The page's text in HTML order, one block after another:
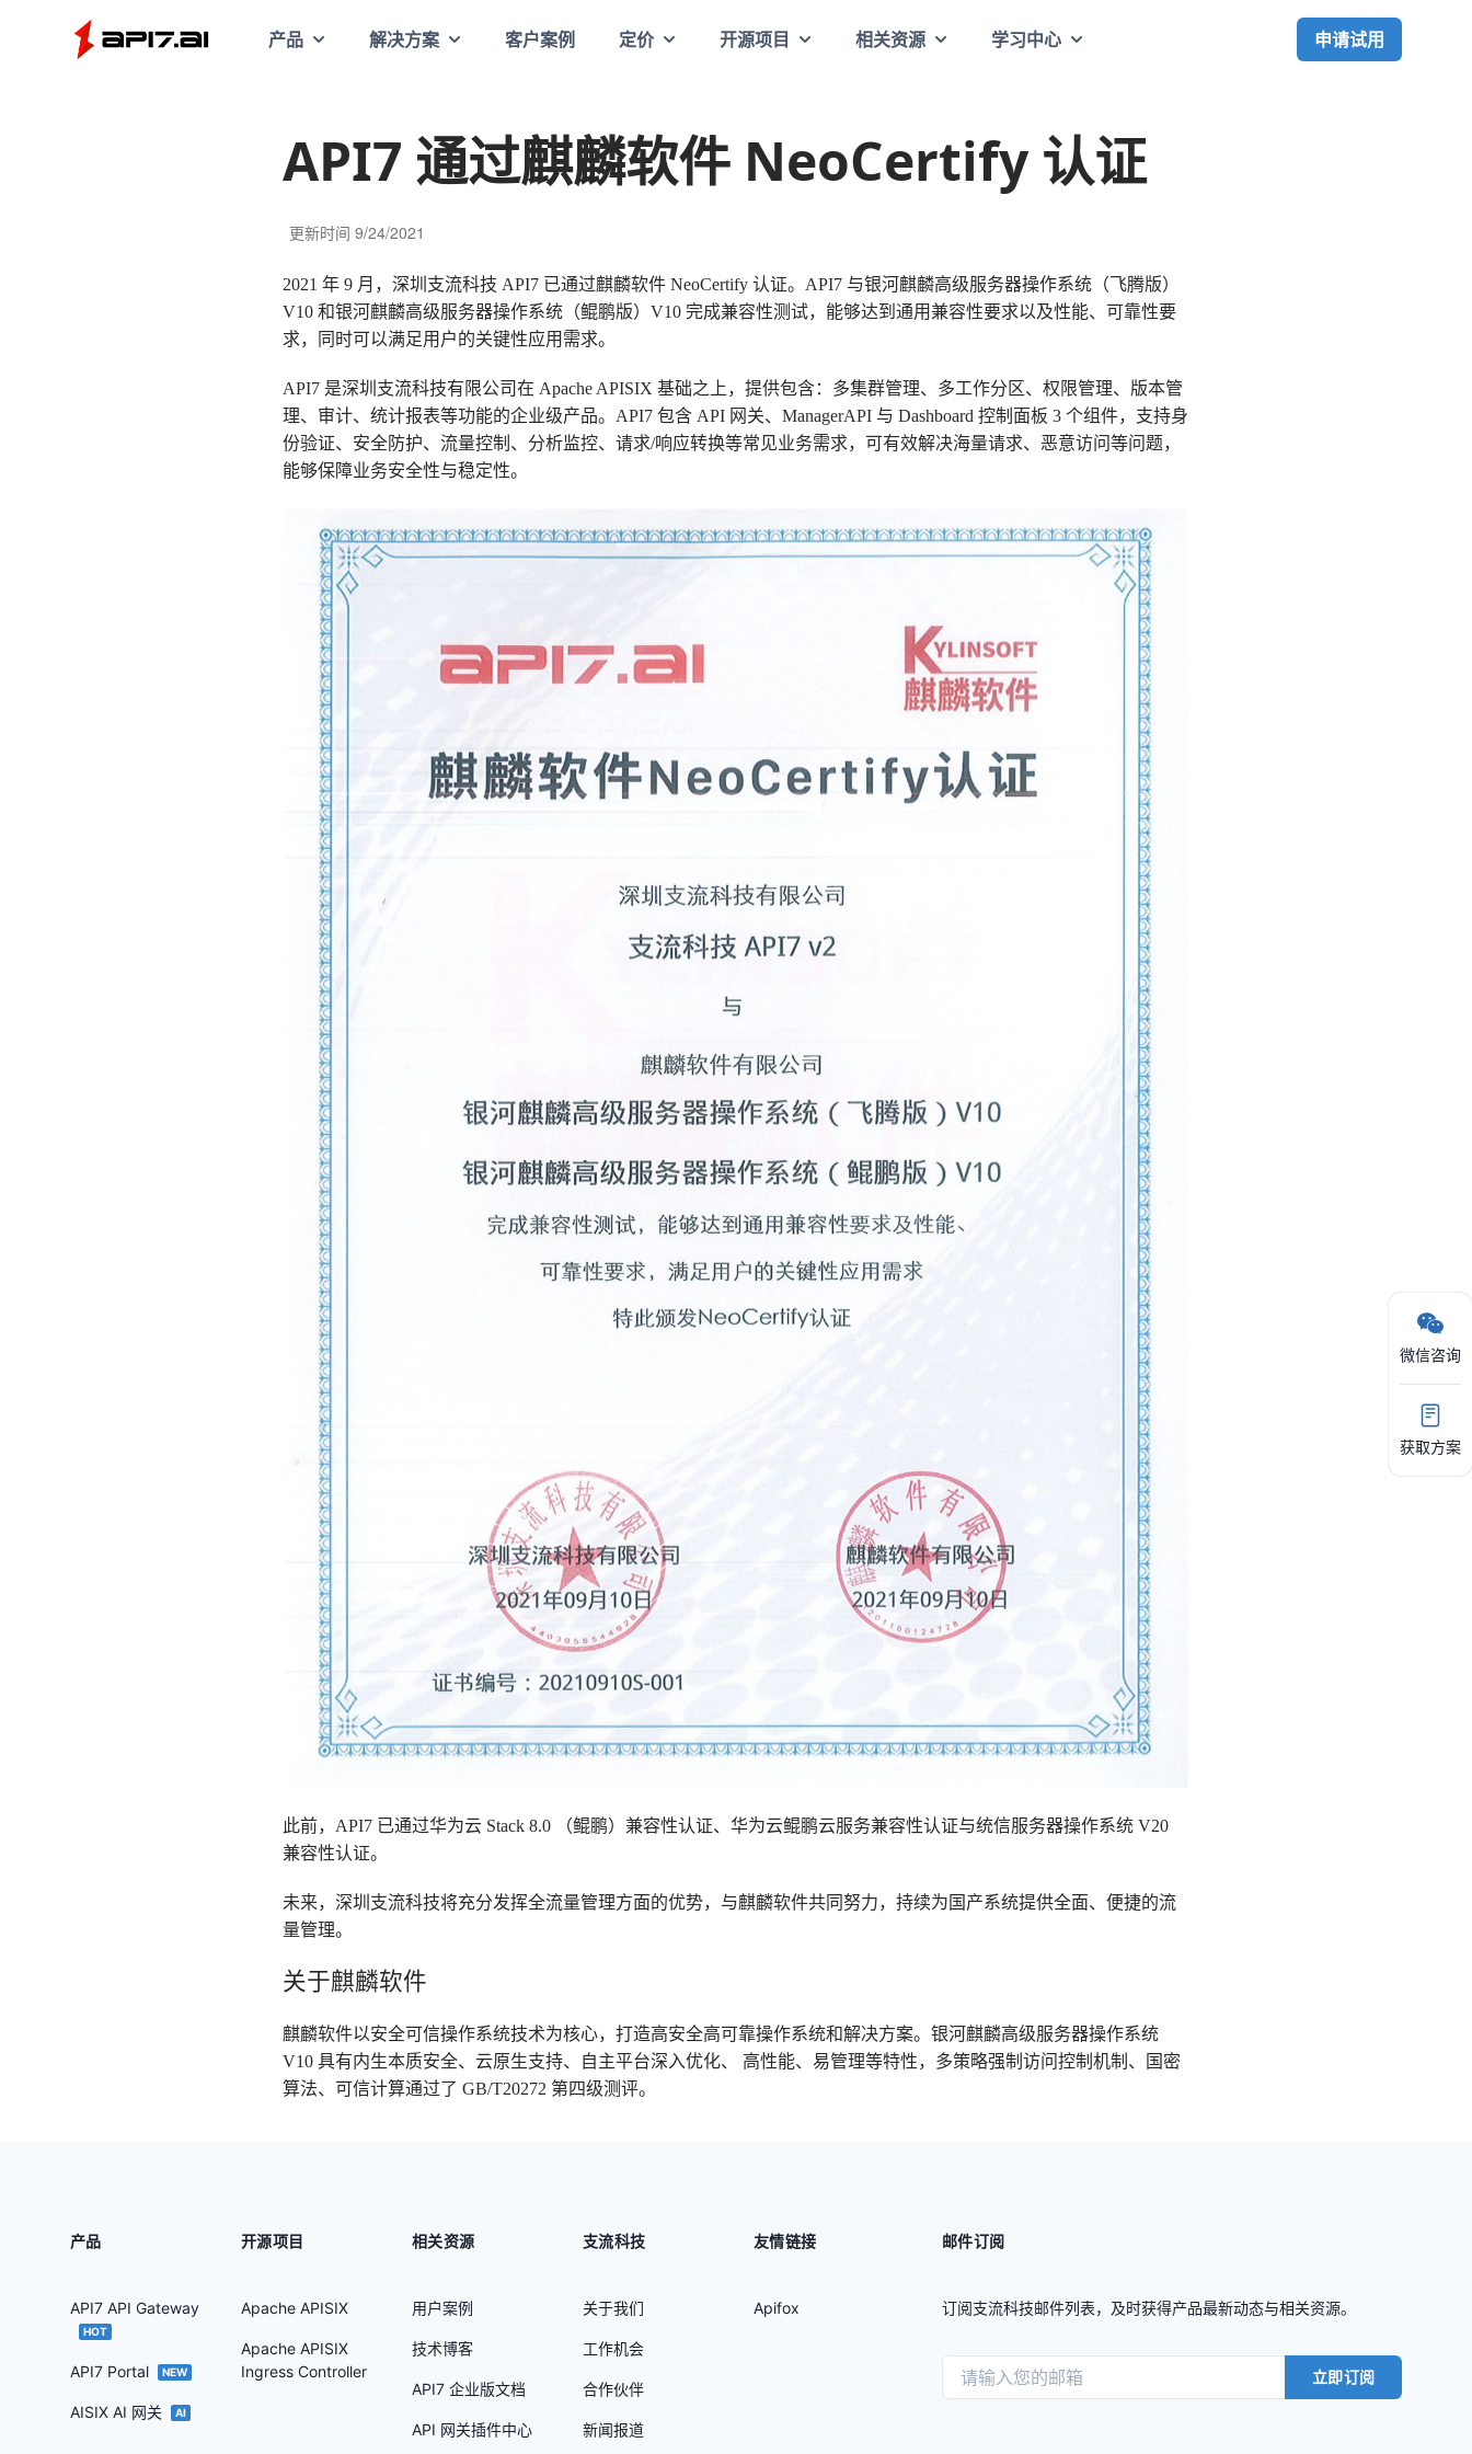
API7
产品 解决方案 客户案例 定价 开源项目 相关资源 学习中心 申请试用
API7 通过麒麟软件 NeoCertify 认证
更新时间 9/24/2021
2021 年 9 月，深圳支流科技 API7 已通过麒麟软件 NeoCertify 认证。API7 与银河麒麟高级服务器操作系统（飞腾版）
V10 和银河麒麟高级服务器操作系统（鲲鹏版）V10 完成兼容性测试，能够达到通用兼容性要求以及性能、可靠性要
求，同时可以满足用户的关键性应用需求。
API7 是深圳支流科技有限公司在 Apache APISIX 基础之上，提供包含：多集群管理、多工作分区、权限管理、版本管
理、审计、统计报表等功能的企业级产品。API7 包含 API 网关、ManagerAPI 与 Dashboard 控制面板 3 个组件，支持身
份验证、安全防护、流量控制、分析监控、请求/响应转换等常见业务需求，可有效解决海量请求、恶意访问等问题，
能够保障业务安全性与稳定性。
此前，API7 已通过华为云 Stack 8.0 （鲲鹏）兼容性认证、华为云鲲鹏云服务兼容性认证与统信服务器操作系统 V20
兼容性认证。
未来，深圳支流科技将充分发挥全流量管理方面的优势，与麒麟软件共同努力，持续为国产系统提供全面、便捷的流
量管理。
关于麒麟软件
麒麟软件以安全可信操作系统技术为核心，打造高安全高可靠操作系统和解决方案。银河麒麟高级服务器操作系统
V10 具有内生本质安全、云原生支持、自主平台深入优化、 高性能、易管理等特性，多策略强制访问控制机制、国密
算法、可信计算通过了 GB/T20272 第四级测评。
微信咨询
获取方案
产品
API7 API Gateway
HOT
API7 Portal NEW
AISIX AI 网关 AI
开源项目
Apache APISIX
Apache APISIX
Ingress Controller
相关资源
用户案例
技术博客
API7 企业版文档
API 网关插件中心
支流科技
关于我们
工作机会
合作伙伴
新闻报道
友情链接
Apifox
邮件订阅
订阅支流科技邮件列表，及时获得产品最新动态与相关资源。
立即订阅